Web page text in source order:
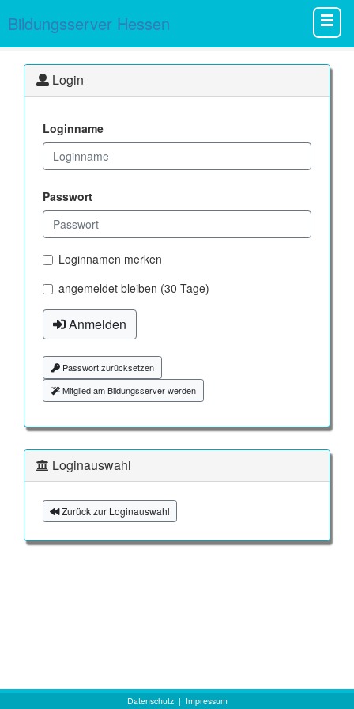
Bildungsserver Hessen
Login
Loginname
Passwort
Loginnamen merken
angemeldet bleiben (30 Tage)
Anmelden
Passwort zurücksetzen
Mitglied am Bildungsserver werden
Loginauswahl
Zurück zur Loginauswahl
Datenschutz| Impressum